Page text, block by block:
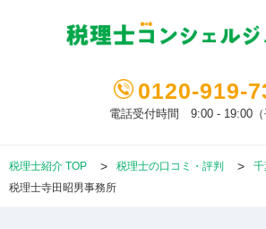
0120-919-
電話受付時間 9:00 - 19:00（
税理士紹介 TOP 税理士の口コミ・評判
税理士寺田昭男事務所